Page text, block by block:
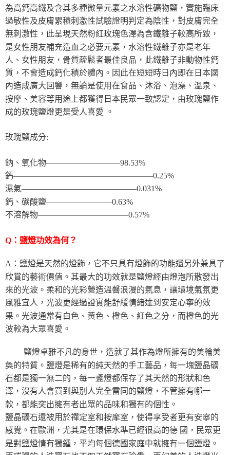
為高鈣高鐵及含其多種微量元素之水溶性礦物鹽，實施臨床
過敏性及皮膚累積刺激性試驗證明判定為陰性，對皮膚完全
無刺激性，此呈現天然粉紅玫瑰色澤為含鐵離子較高所致，
是女性朋友補充造血之必要元素，水溶性鐵離子亦是老年
人、女性朋友，骨質疏鬆者最佳良品，此鐵離子非動物性鈣
質，不會造成鈣化積於體內。因此在短短時日內即在日本國
內造成廣大回響，無論是使用在食品、沐浴、泡澡、溫泉、
按摩、美容等用途上都獲得日本民眾一致認定，由玫瑰鹽作
成的玫瑰鹽燈更是受人喜愛 。
玫瑰鹽成分:
鈉、氧化物—————————98.53%
鈣—————————————————0.25%
濕氣——————————————0.031%
鈣、碳酸鹽————————0.63%
不溶解物———————————0.57%
Q：鹽燈功效為何？
A：鹽燈是天然的燈飾，它不只具有燈飾的功能還另外兼具了
欣賞的藝術價值。其最大的功效就是鹽燈經由燈泡所散發出
來的光波。柔和的光彩營造溫韾浪漫的氣息，讓環境氣氛更
風雅宜人，光波更經過證實能舒緩情緒達到安定心寧的效
果。光波通常有白色、黃色、橙色、紅色之分，而橙色的光
波較為大眾喜愛。
鹽燈卓雅不凡的身世，造就了其作為燈所擁有的美輪美
奐的特質。鹽燈是稀有的純天然的手工藝品，每一塊鹽晶礦
石都是獨一無二的，每一盞燈都保存了其天然的形狀和色
澤，沒有人會買到與別人完全雷同的鹽燈，不管擁有哪一
款，都能突出擁有者出眾的品味和獨有的個性。
鹽晶礦石還被用於禪定室和按摩室，使得享受者更有安寧的
感覺。在歐洲，尤其是在環保水準已經很高的德 國，民眾更
是對鹽燈情有獨鍾，平均每個德國家庭中就擁有一個鹽燈。